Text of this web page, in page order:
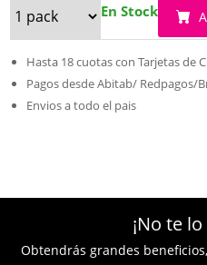
En Stock
Hasta 18 cuotas con Tarjetas de
Pagos desde Abitab/ Redpagos/
Envios a todo el pais
¡No te
Obtendrás grandes